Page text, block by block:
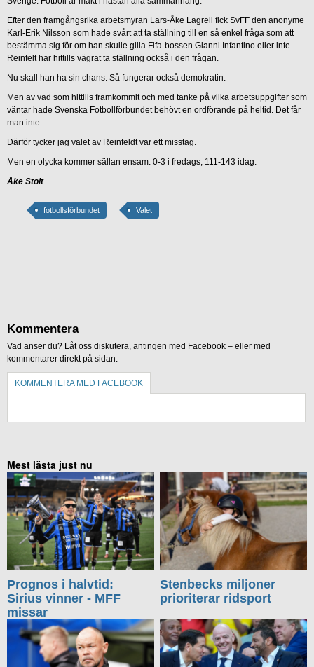
Efter den framgångsrika arbetsmyran Lars-Åke Lagrell fick SvFF den anonyme
Karl-Erik Nilsson som hade svårt att ta ställning till en så enkel fråga som att
bestämma sig för om han skulle gilla Fifa-bossen Gianni Infantino eller inte.
Reinfelt har hittills vägrat ta ställning också i den frågan.
Nu skall han ha sin chans. Så fungerar också demokratin.
Men av vad som hittills framkommit och med tanke på vilka arbetsuppgifter som
väntar hade Svenska Fotbollförbundet behövt en ordförande på heltid. Det får
man inte.
Därför tycker jag valet av Reinfeldt var ett misstag.
Men en olycka kommer sällan ensam. 0-3 i fredags, 111-143 idag.
Åke Stolt
fotbollsförbundet Valet
Kommentera
Vad anser du? Låt oss diskutera, antingen med Facebook – eller med
kommentarer direkt på sidan.
KOMMENTERA MED FACEBOOK
Mest lästa just nu
Prognos i halvtid:
Sirius vinner - MFF
missar
Stenbecks miljoner
prioriterar ridsport